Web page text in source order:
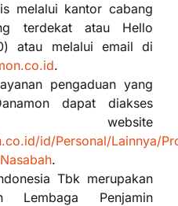
melalui kantor cabang
terdekat atau Hello
atau melalui email di
.
pengaduan yang
dapat diakses
website
id/Personal/Lainnya/
.
Tbk merupakan
Lembaga Penjamin